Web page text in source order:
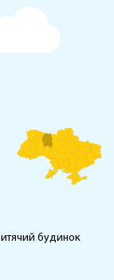
будинок